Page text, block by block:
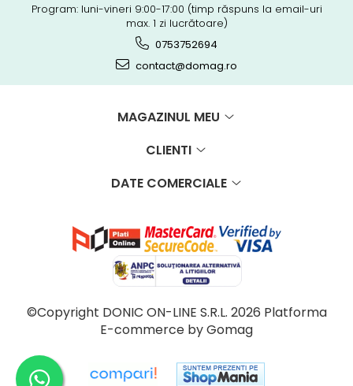
Program: luni-vineri 9:00-17:00 (timp răspuns la email-uri
max. 1 zi lucrătoare)
0753752694
contact@domag.ro
MAGAZINUL MEU
CLIENTI
DATE COMERCIALE
©Copyright DONIC ON-LINE S.R.L. 2026 Platforma
E-commerce by Gomag